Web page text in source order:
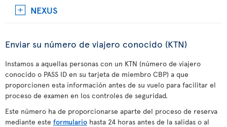
NEXUS
Enviar su número de viajero conocido (KTN)
Instamos a aquellas personas con un KTN (número de viajero
conocido o PASS ID en su tarjeta de miembro CBP) a que
proporcionen esta información antes de su vuelo para facilitar el
proceso de examen en los controles de seguridad.
Este número ha de proporcionarse aparte del proceso de reserva
mediante este formulario hasta 24 horas antes de la salidas o al